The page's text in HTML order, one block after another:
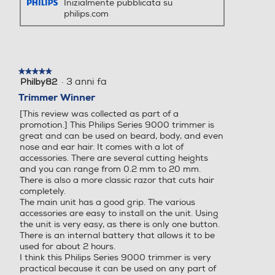
Styling versatile per viso, testa e corpo - Un taglio
professionale direttamente a casa - Styling perfetto per
facilità d'uso - Il rifinitore funziona per 4 settimane con
una sola ricarica* - Resistente all'acqua per una maggiore
praticità d'uso e di pulizia - Per non scordarti mai quando
n
n
e
v
i
d
e
o
p
o
i
v
i
d
e
o
Q
u
e
s
t
a
a
z
i
o
n
Inizialmente pubblicata su
philips.com
★★★★★
★★★★★
5
5
stelle.
Philby82 · 3 anni fa
Trimmer Winner
[This review was collected as part of a
promotion.] This Philips Series 9000 trimmer is
great and can be used on beard, body, and even
nose and ear hair. It comes with a lot of
accessories. There are several cutting heights
and you can range from 0.2 mm to 20 mm.
There is also a more classic razor that cuts hair
completely.
The main unit has a good grip. The various
accessories are easy to install on the unit. Using
the unit is very easy, as there is only one button.
There is an internal battery that allows it to be
used for about 2 hours.
I think this Philips Series 9000 trimmer is very
practical because it can be used on any part of